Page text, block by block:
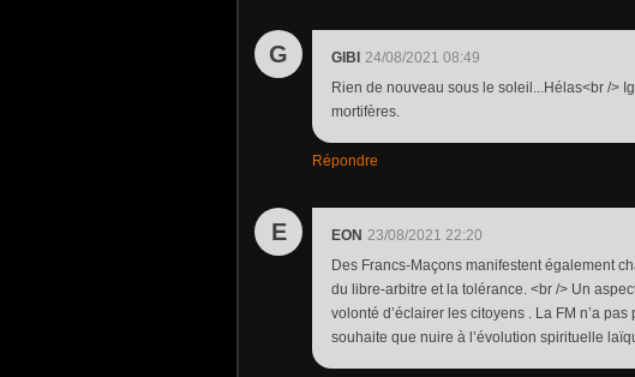
G GIBI 24/08/2021 08:49
Rien de nouveau sous le soleil...Hélas<br />
mortifères.
Répondre
E EON 23/08/2021 22:20
Des Francs-Maçons manifestent également
du libre-arbitre et la tolérance. <br /> Un
volonté d’éclairer les citoyens . La FM n’a
souhaite que nuire à l’évolution spirituelle